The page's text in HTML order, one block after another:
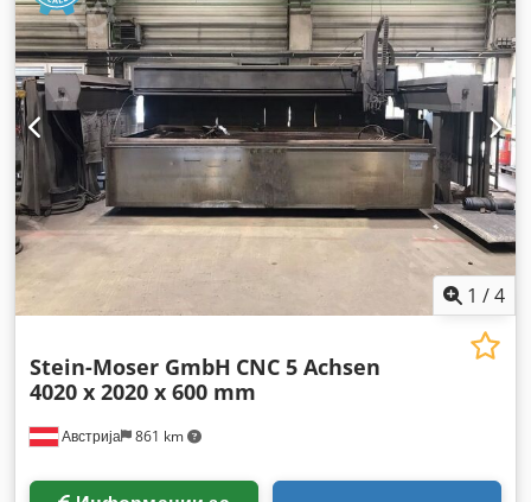
1 /4
Австрија 861 km
Stein-Moser GmbH CNC 5 Achsen
4020 x 2020 x 600 mm